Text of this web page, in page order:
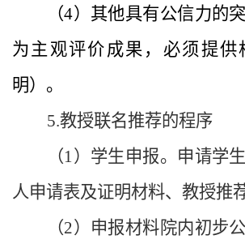
（4）其他具有公信力的
为主观评价成果，必须提供
明）。
5.教授联名推荐的程序
（1）学生申报。申请学
人申请表及证明材料、教授推
（2）申报材料院内初步